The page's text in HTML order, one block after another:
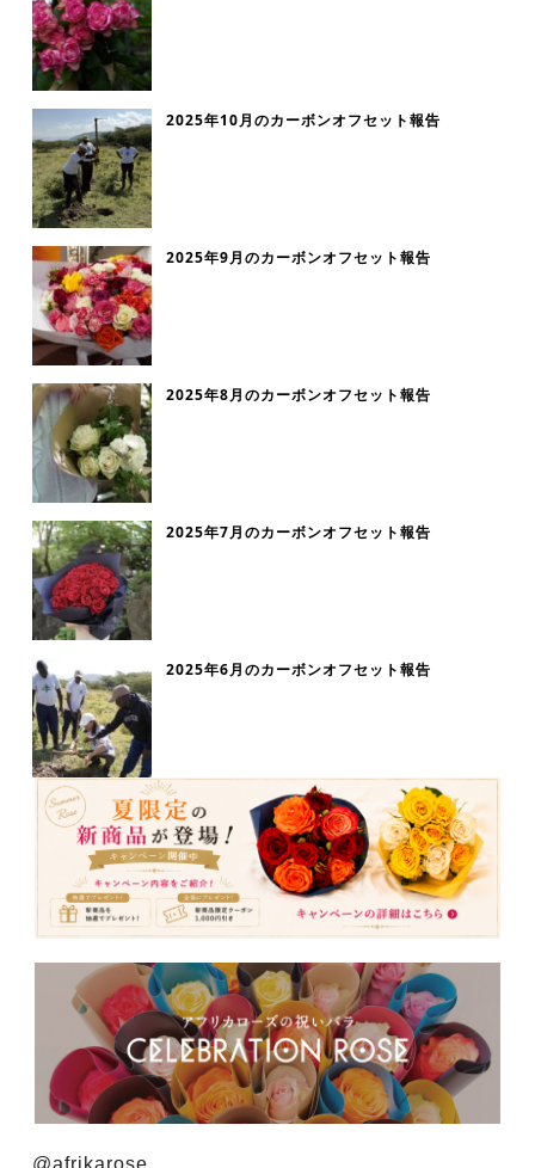
2025年10月のカーボンオフセット報告
2025年9月のカーボンオフセット報告
2025年8月のカーボンオフセット報告
2025年7月のカーボンオフセット報告
2025年6月のカーボンオフセット報告